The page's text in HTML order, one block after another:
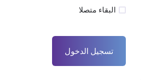
البقاء متصلا
تسجيل الدخول